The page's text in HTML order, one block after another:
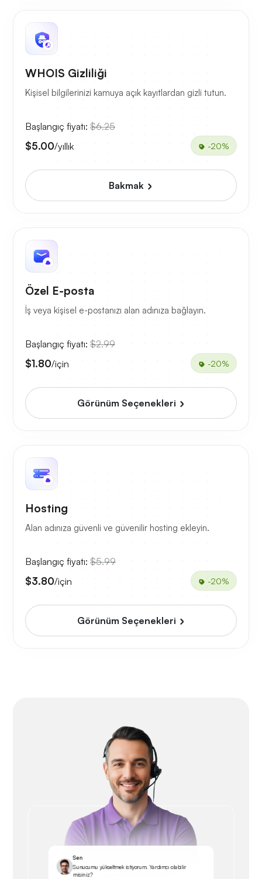
WHOIS Gizliliği
Kişisel bilgilerinizi kamuya açık kayıtlardan gizli tutun.
Başlangıç fiyatı: $6.25
$5.00/yıllık -20%
Bakmak
Özel E-posta
İş veya kişisel e-postanızı alan adınıza bağlayın.
Başlangıç fiyatı: $2.99
$1.80/için -20%
Görünüm Seçenekleri
Hosting
Alan adınıza güvenli ve güvenilir hosting ekleyin.
Başlangıç fiyatı: $5.99
$3.80/için -20%
Görünüm Seçenekleri
Sen
Sunucumu yükseltmek istiyorum. Yardımcı olabilir
misiniz?